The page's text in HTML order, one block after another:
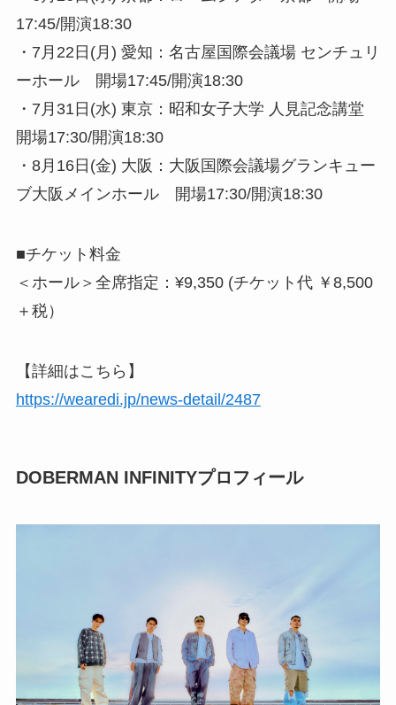
17:45/開演18:30
・7月22日(月) 愛知：名古屋国際会議場 センチュリ
ーホール 開場17:45/開演18:30
・7月31日(水) 東京：昭和女子大学 人見記念講堂
開場17:30/開演18:30
・8月16日(金) 大阪：大阪国際会議場グランキュー
ブ大阪メインホール 開場17:30/開演18:30
■チケット料金
＜ホール＞全席指定：¥9,350 (チケット代 ￥8,500
＋税）
【詳細はこちら】
https://wearedi.jp/news-detail/2487
DOBERMAN INFINITYプロフィール